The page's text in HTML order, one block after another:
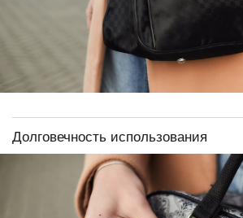
Долговечность использования